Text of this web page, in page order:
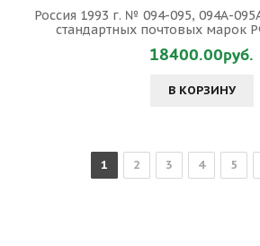
Россия 1993 г. № 094-095, 094А-
стандартных почтовых марок
18400.00руб.
В КОРЗИНУ
1 2 3 4 5